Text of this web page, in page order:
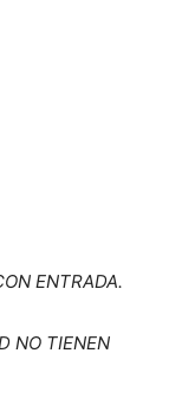
ENTRADA.
NO TIENEN